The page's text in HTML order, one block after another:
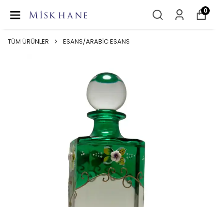
0
TÜM ÜRÜNLER ESANS/ARABİC ESANS